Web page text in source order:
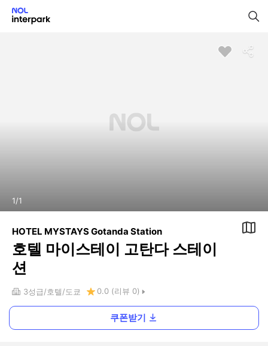
1/1
HOTEL MYSTAYS Gotanda Station
호텔 마이스테이 고탄다 스테이
션
3성급 호텔 도쿄 0.0 (리뷰 0)
쿠폰받기